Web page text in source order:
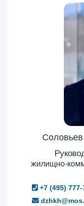
жилищно-
+7 (495)